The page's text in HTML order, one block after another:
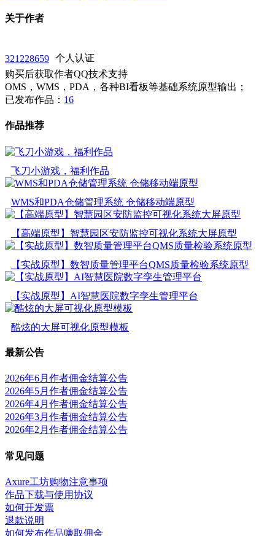
关于作者
321228659
个人认证
购买后获取作者QQ技术支持
OMS，WMS，PDA，各种BI看板等基础系统原型输出；
已发布作品： 16
作品推荐
飞刀小游戏，福利作品
WMS和PDA仓储管理系统 仓储移动端原型
【高端原型】智慧园区安防监控可视化系统大屏原型
【实战原型】数智质量管理平台QMS质量检验系统原型
【实战原型】AI智慧医院数字孪生管理平台
酷炫的大屏可视化原型模板
最新公告
2026年6月作者佣金结算公告
2026年5月作者佣金结算公告
2026年4月作者佣金结算公告
2026年3月作者佣金结算公告
2026年2月作者佣金结算公告
常见问题
Axure工坊购物注意事项
作品下载与使用协议
如何开发票
退款说明
如何发布作品赚取佣金